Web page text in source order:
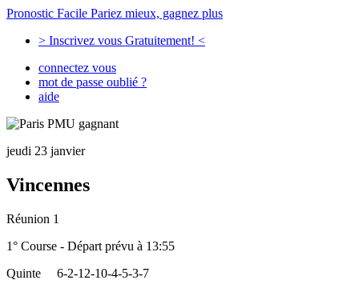
Pronostic Facile Pariez mieux, gagnez plus
> Inscrivez vous Gratuitement! <
connectez vous
mot de passe oublié ?
aide
jeudi 23 janvier
Vincennes
Réunion 1
1° Course - Départ prévu à 13:55
Quinte
6-2-12-10-4-5-3-7